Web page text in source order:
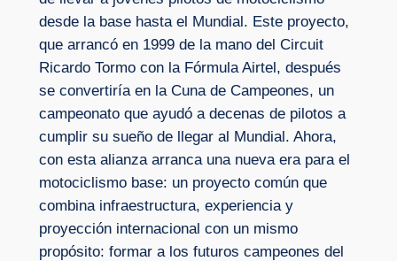
desde la base hasta el Mundial. Este proyecto,
que arrancó en 1999 de la mano del Circuit
Ricardo Tormo con la Fórmula Airtel, después
se convertiría en la Cuna de Campeones, un
campeonato que ayudó a decenas de pilotos a
cumplir su sueño de llegar al Mundial. Ahora,
con esta alianza arranca una nueva era para el
motociclismo base: un proyecto común que
combina infraestructura, experiencia y
proyección internacional con un mismo
propósito: formar a los futuros campeones del